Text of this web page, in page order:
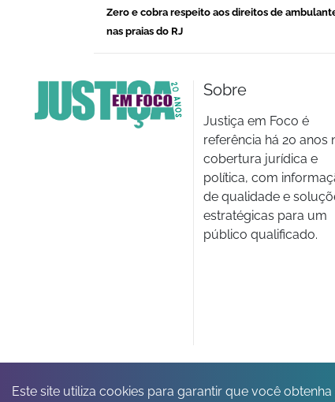
Zero e cobra respeito aos direitos de
nas praias do RJ
Sobre
Justiça em Foco é
referência há 20 anos
cobertura jurídica e
política, com
de qualidade e
estratégicas para um
público qualificado.
Este site utiliza cookies para garantir que você